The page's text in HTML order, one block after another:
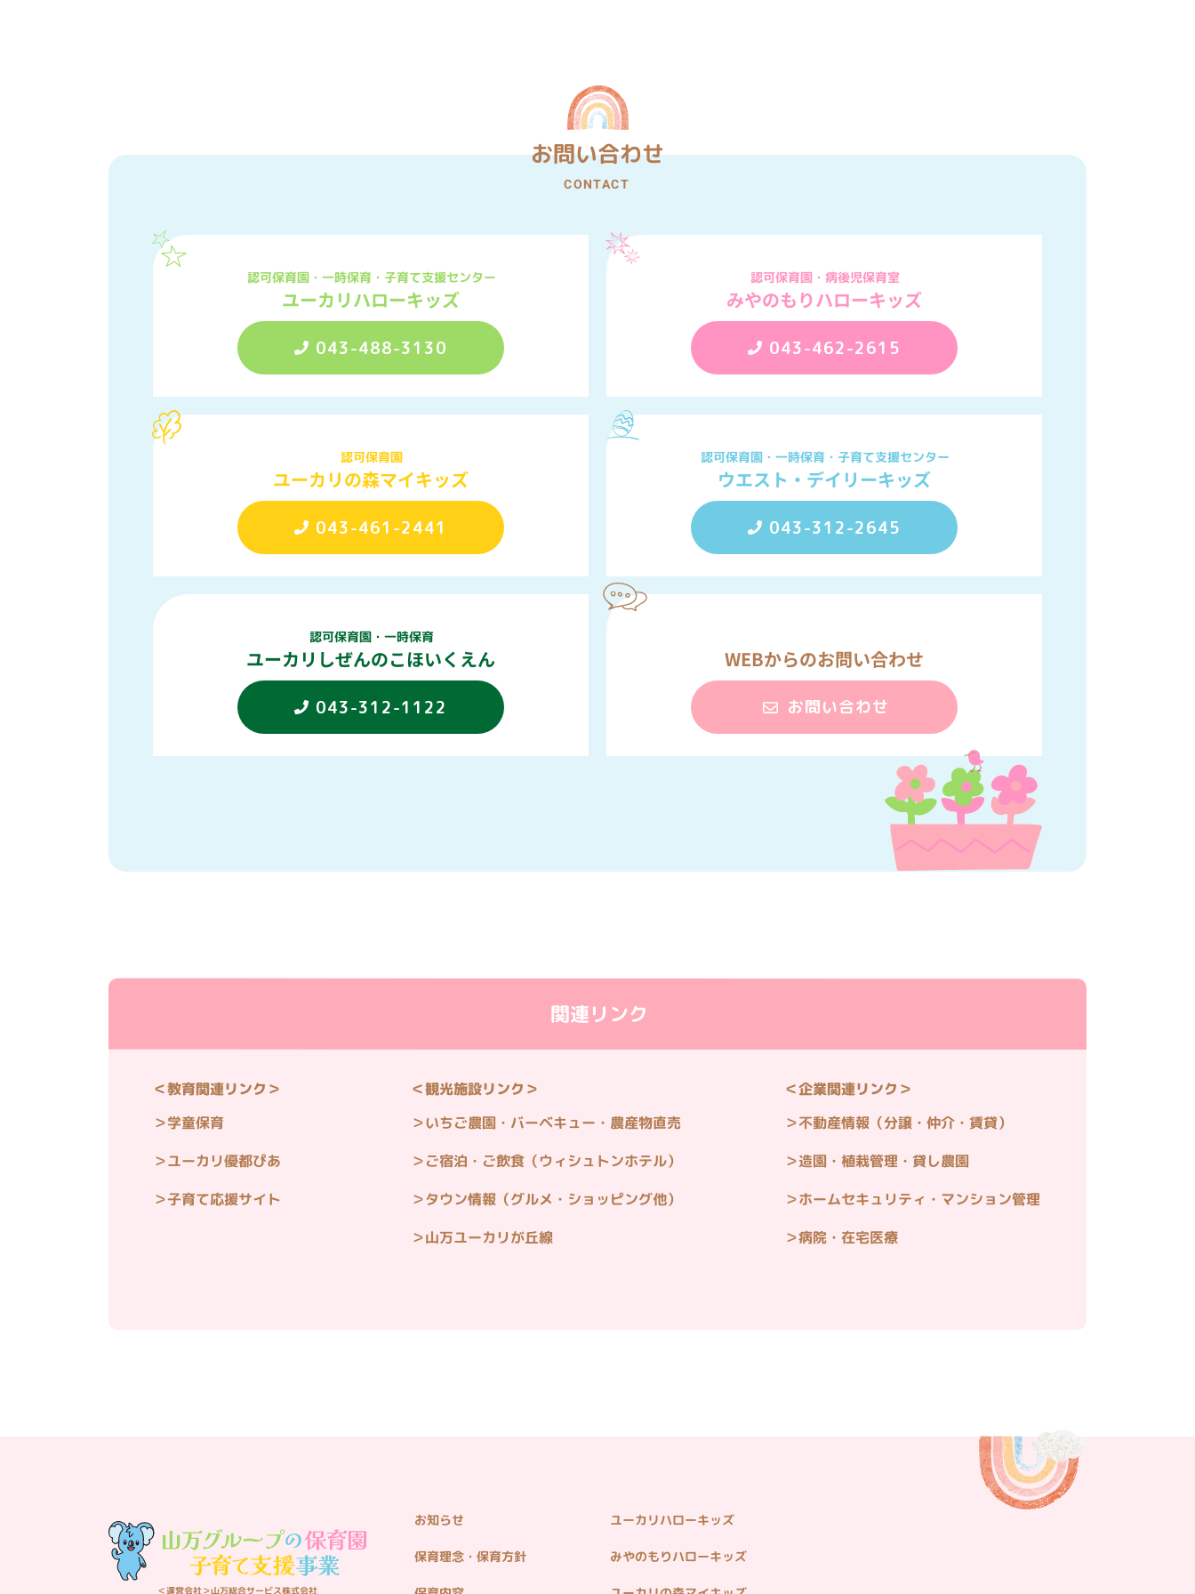
お問い合わせ
CONTACT
認可保育園・一時保育・子育て支援センター
ユーカリハローキッズ
043-488-3130
認可保育園・病後児保育室
みやのもりハローキッズ
043-462-2615
認可保育園
ユーカリの森マイキッズ
043-461-2441
認可保育園・一時保育・子育て支援センター
ウエスト・デイリーキッズ
043-312-2645
認可保育園・一時保育
ユーカリしぜんのこほいくえん
043-312-1122
WEBからのお問い合わせ
お問い合わせ
関連リンク
＜教育関連リンク＞
学童保育
ユーカリ優都ぴあ
子育て応援サイト
＜観光施設リンク＞
いちご農園・バーベキュー・農産物直売
ご宿泊・ご飲食（ウィシュトンホテル）
タウン情報（グルメ・ショッピング他）
山万ユーカリが丘線
＜企業関連リンク＞
不動産情報（分譲・仲介・賃貸）
造園・植栽管理・貸し農園
ホームセキュリティ・マンション管理
病院・在宅医療
お知らせ
保育理念・保育方針
ユーカリハローキッズ
みやのもりハローキッズ
＜運営会社＞山万総合サービス株式会社